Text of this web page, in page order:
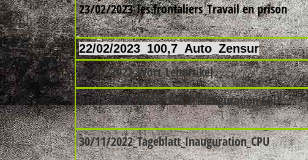
23/02/2023_les frontaliers_Travail en prison
22/02/2023_100,7_Auto_Zensur
05/12/2022_Wort_Leitartikel
01/12/2022_Radio 100,7_Inauguration CPU
30/11/2022_Tageblatt_Inauguration_CPU